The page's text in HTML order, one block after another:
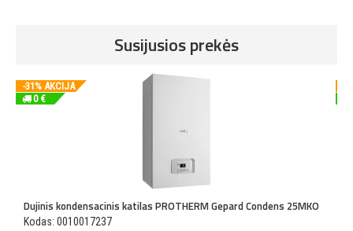
Susijusios prekės
-31% AKCIJA
0 €
Dujinis kondensacinis katilas PROTHERM Gepard Condens 25MKO
Kodas: 0010017237